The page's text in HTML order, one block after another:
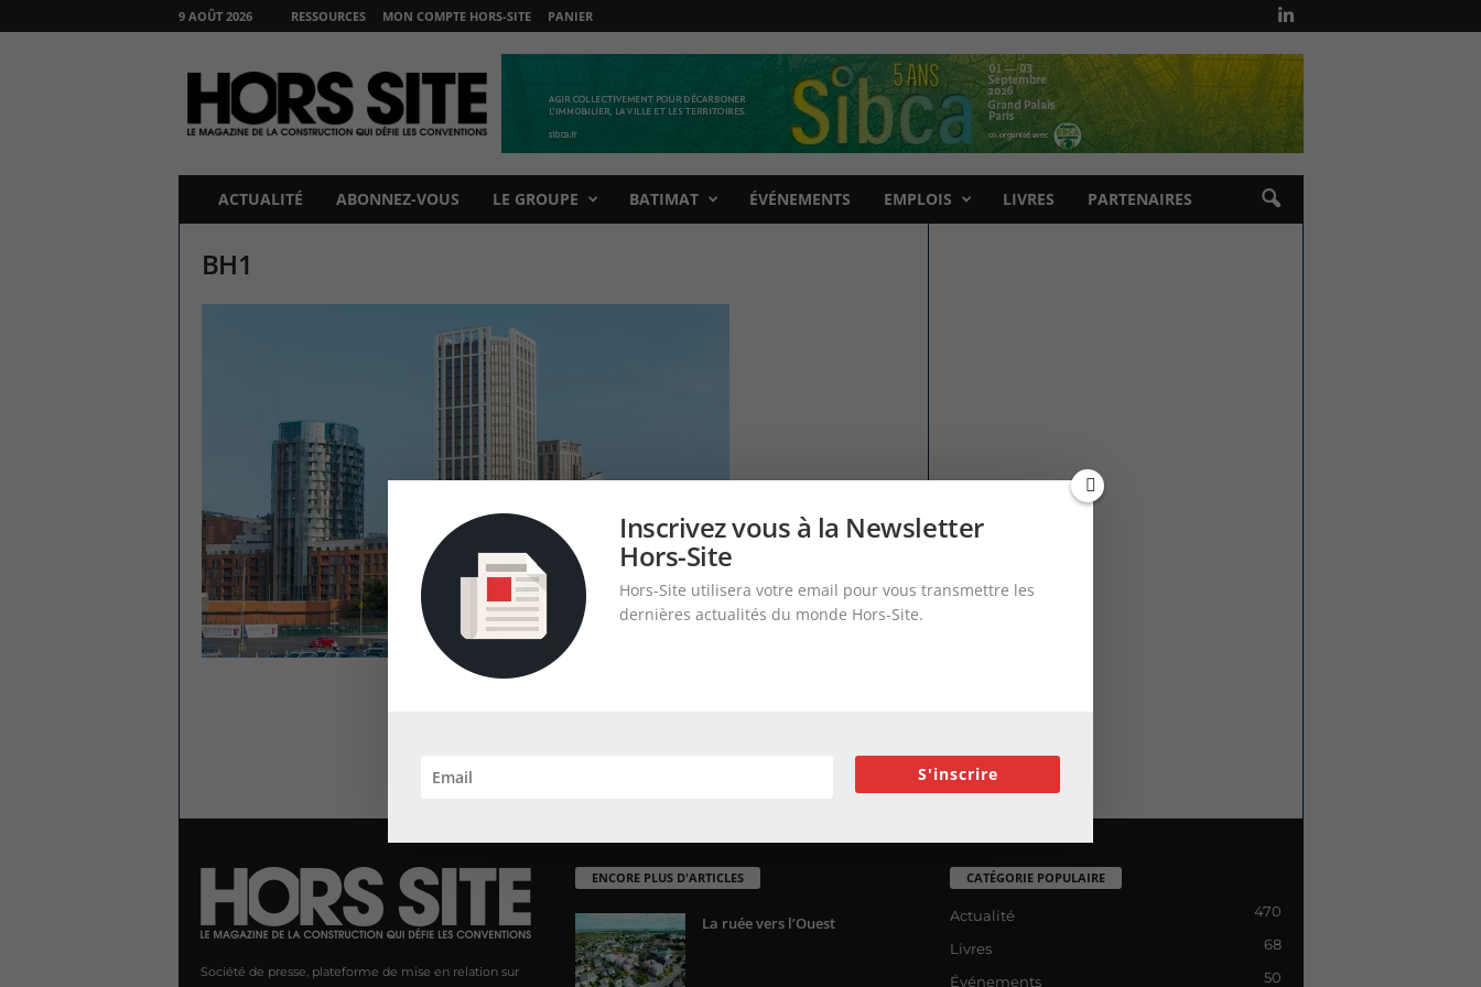
9 AOÛT 2026 RESSOURCES MON COMPTE HORS-SITE PANIER
O
ACTUALITÉ ABONNEZ-VOUS LE GROUPE BATIMAT ÉVÉNEMENTS EMPLOIS LIVRES PARTENAIRES
BH1
Société de presse, plateforme de mise en relation sur
ENCORE PLUS D'ARTICLES
La ruée vers l’Ouest
CATÉGORIE POPULAIRE
Actualité 470
Livres 68
Événements 50
Inscrivez vous à la Newsletter
Hors-Site
Hors-Site utilisera votre email pour vous transmettre les
dernières actualités du monde Hors-Site.
S'inscrire